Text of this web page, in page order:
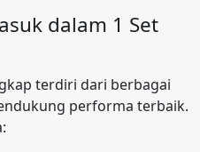
dalam 1 Set
terdiri dari berbagai
performa terbaik.